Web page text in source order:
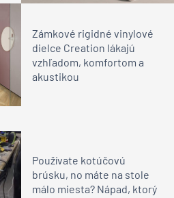
Zámkové rigidné vinylové
dielce Creation lákajú
vzhľadom, komfortom a
akustikou
Používate kotúčovú
brúsku, no máte na stole
málo miesta? Nápad, ktorý